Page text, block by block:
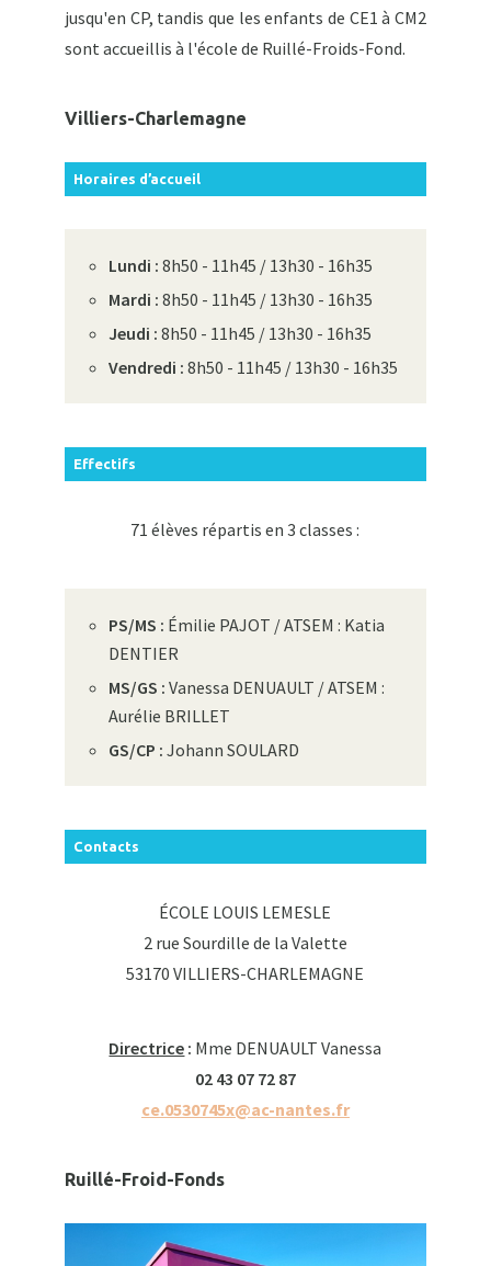
jusqu'en CP, tandis que les enfants de CE1 à CM2
sont accueillis à l'école de Ruillé-Froids-Fond.
Villiers-Charlemagne
Horaires d’accueil
Lundi : 8h50 - 11h45 / 13h30 - 16h35
Mardi : 8h50 - 11h45 / 13h30 - 16h35
Jeudi : 8h50 - 11h45 / 13h30 - 16h35
Vendredi : 8h50 - 11h45 / 13h30 - 16h35
Effectifs
71 élèves répartis en 3 classes :
PS/MS : Émilie PAJOT / ATSEM : Katia
DENTIER
MS/GS : Vanessa DENUAULT / ATSEM :
Aurélie BRILLET
GS/CP : Johann SOULARD
Contacts
ÉCOLE LOUIS LEMESLE
2 rue Sourdille de la Valette
53170 VILLIERS-CHARLEMAGNE
Directrice : Mme DENUAULT Vanessa
02 43 07 72 87
ce.0530745x@ac-nantes.fr
Ruillé-Froid-Fonds